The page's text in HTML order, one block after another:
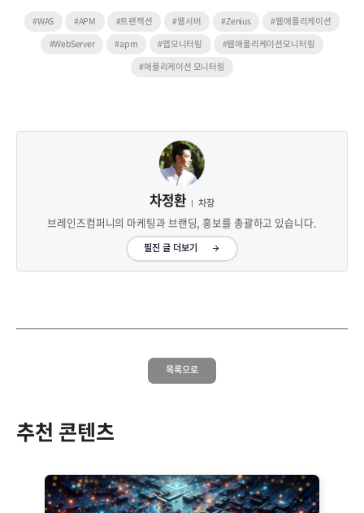
#WAS #APM #트랜잭션 #웹서버 #Zenius
#웹애플리케이션
#WebServer
#apm #앱모니터링
#웹애플리케이션모니터링
#애플리케이션 모니터링
차정환 차장
브레인즈컴퍼니의 마케팅과 브랜딩, 홍보를 총괄하고 있습니다.
필진 글 더보기
목록으로
추천 콘텐츠